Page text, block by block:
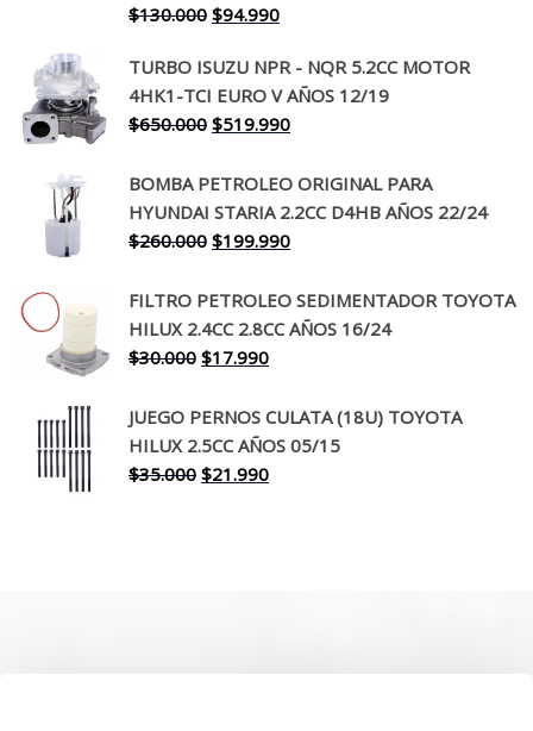
$130.000 El
original
era:
$130.000.
$94.990El
actual
es:
$94.990.
TURBO ISUZU NPR - NQR 5.2CC MOTOR
4HK1-TCI EURO V AÑOS 12/19
$650.000 El
original
era:
$650.000.
$519.990El
actual
es:
$519.990.
BOMBA PETROLEO ORIGINAL PARA
HYUNDAI STARIA 2.2CC D4HB AÑOS 22/24
$260.000 El
original
era:
$260.000.
$199.990El
actual
es:
FILTRO PETROLEO SEDIMENTADOR TOYOTA
HILUX 2.4CC 2.8CC AÑOS 16/24
$30.000 El
original
era:
$30.000.
$17.990El
actual
es:
$17.990.
JUEGO PERNOS CULATA (18U) TOYOTA
HILUX 2.5CC AÑOS 05/15
$35.000 El
$21.990El